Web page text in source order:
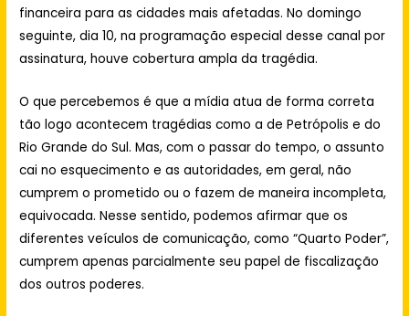
financeira para as cidades mais afetadas. No domingo
seguinte, dia 10, na programação especial desse canal por
assinatura, houve cobertura ampla da tragédia.
O que percebemos é que a mídia atua de forma correta
tão logo acontecem tragédias como a de Petrópolis e do
Rio Grande do Sul. Mas, com o passar do tempo, o assunto
cai no esquecimento e as autoridades, em geral, não
cumprem o prometido ou o fazem de maneira incompleta,
equivocada. Nesse sentido, podemos afirmar que os
diferentes veículos de comunicação, como “Quarto Poder”,
cumprem apenas parcialmente seu papel de fiscalização
dos outros poderes.